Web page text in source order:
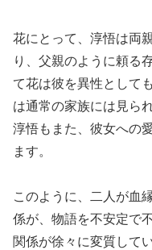
花にとって、淳悟は両
り、父親のように頼る
て花は彼を異性として
は通常の家族には見ら
淳悟もまた、彼女への
ます。
このように、二人が血
係が、物語を不安定で
関係が徐々に変質して